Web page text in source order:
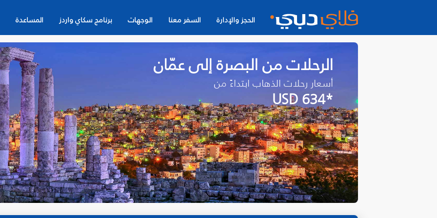
الحجز والإدارة السفر معنا الوجهات برنامج سكاي واردز المساعدة
الرحلات من البصرة‎ إلى عمّان
أسعار رحلات الذهاب ابتداءً من
*USD 634